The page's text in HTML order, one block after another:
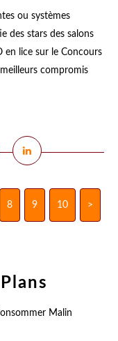
ou systèmes
des stars des salons
en lice sur le Concours
compromis
8 9 10 >